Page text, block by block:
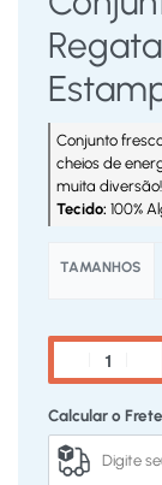
Conjunto
cheios de
muita diversão!
Tecido: 100%
TAMANHOS
Calcular o Frete